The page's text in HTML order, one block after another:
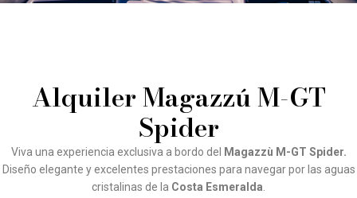
Alquiler Magazzú M-GT
Spider
Viva una experiencia exclusiva a bordo del
Magazzù M-GT Spider.
Diseño elegante y excelentes prestaciones para navegar por las aguas
cristalinas de la Costa Esmeralda